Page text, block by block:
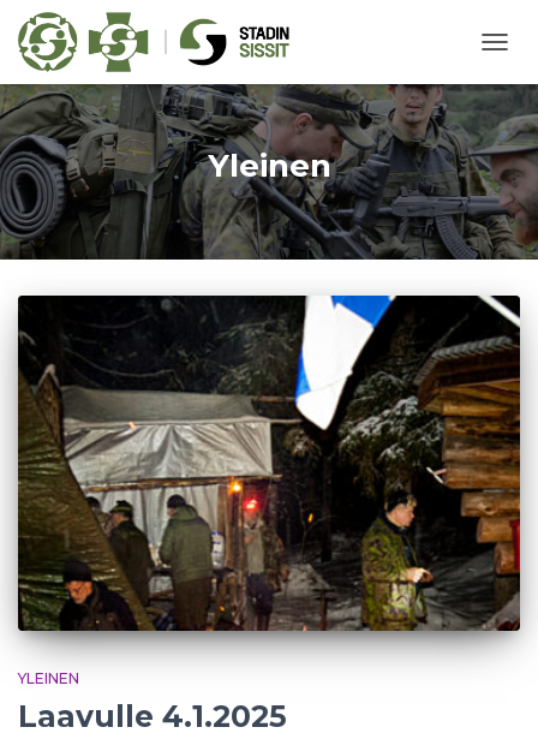
Yleinen
YLEINEN
Laavulle 4.1.2025